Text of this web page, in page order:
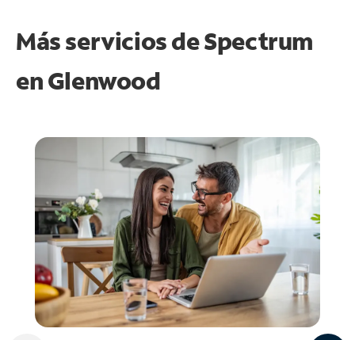
Más servicios de Spectrum
enGlenwood